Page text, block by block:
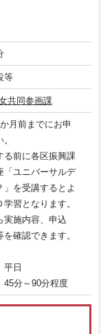
等
共同参画課
月前までにお申
る前に各区振興課
「ユニバーサルデ
」を受講するとよ
習となります。
実施内容、申込
確認できます。
日
分～90分程度